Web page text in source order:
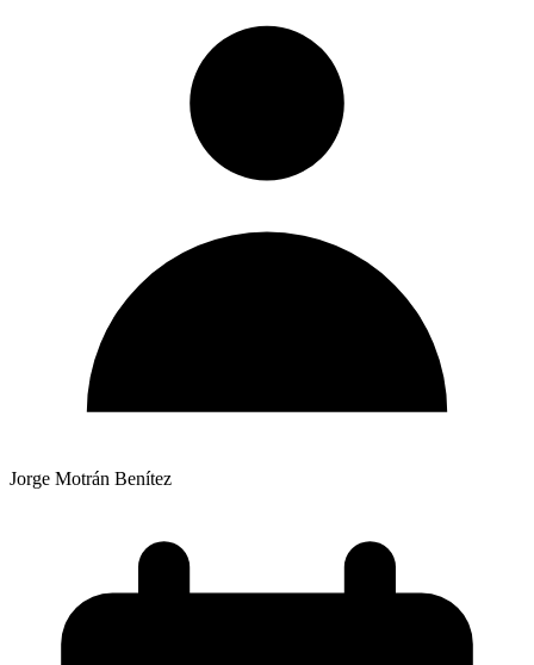
Jorge Motrán Benítez